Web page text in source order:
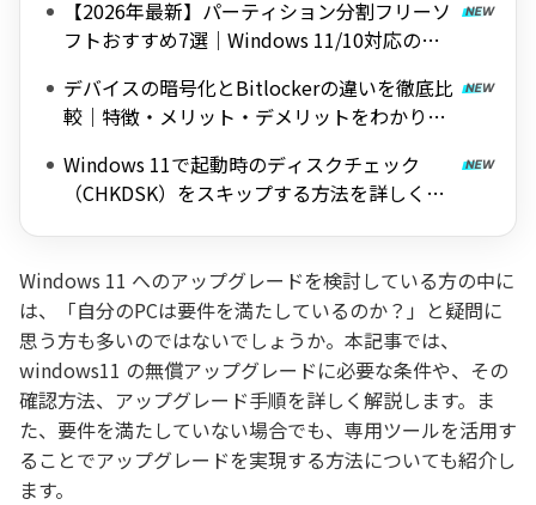
【2026年最新】パーティション分割フリーソ
フトおすすめ7選｜Windows 11/10対応の無
デバイスの暗号化とBitlockerの違いを徹底比
較｜特徴・メリット・デメリットをわかりや
Windows 11で起動時のディスクチェック
（CHKDSK）をスキップする方法を詳しく解
Windows 11 へのアップグレードを検討している方の中に
は、「自分のPCは要件を満たしているのか？」と疑問に
思う方も多いのではないでしょうか。本記事では、
windows11 の無償アップグレードに必要な条件や、その
確認方法、アップグレード手順を詳しく解説します。ま
た、要件を満たしていない場合でも、専用ツールを活用す
ることでアップグレードを実現する方法についても紹介し
ます。